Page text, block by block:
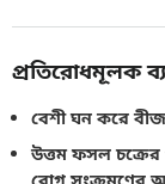
প্রতিরোধমূলক
বেশী ঘন করে
উত্তম ফসল চক্রের